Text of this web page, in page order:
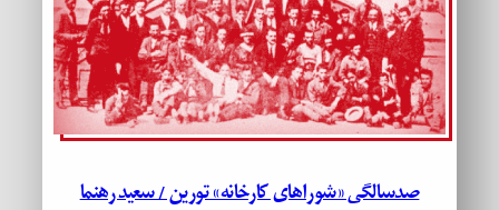
صدسالگی «شوراهای کارخانه» تورین / سعید رهنما